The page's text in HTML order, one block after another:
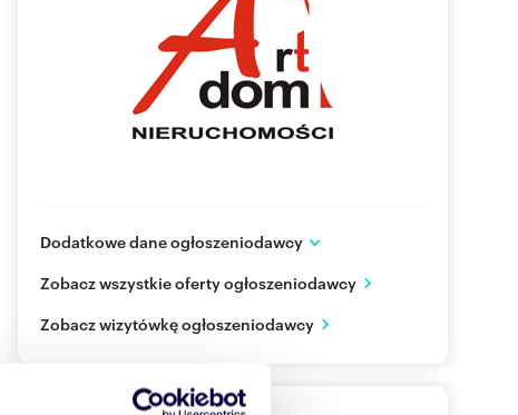
Dodatkowe dane ogłoszeniodawcy
Warszawa
PL
Zobacz wszystkie oferty ogłoszeniodawcy
Zobacz wizytówkę ogłoszeniodawcy